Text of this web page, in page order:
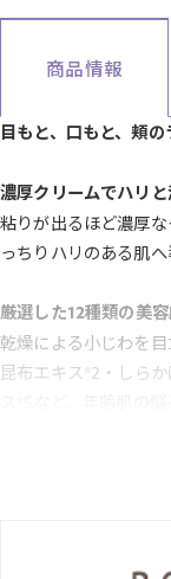
商品情報
目もと、口もと、頬の
濃厚クリームでハリ
粘りが出るほど濃厚
っちりハリのある肌へ
厳選した12種類の美
乾燥による小じわを
昆布エキス*2・しら